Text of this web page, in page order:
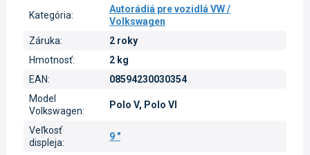
Kategória:
Autorádiá pre vozidlá VW /
Volkswagen
Záruka:
2 roky
Hmotnosť:
2 kg
EAN:
08594230030354
Model
Volkswagen:
Polo V, Polo VI
Veľkosť
displeja:
9 "